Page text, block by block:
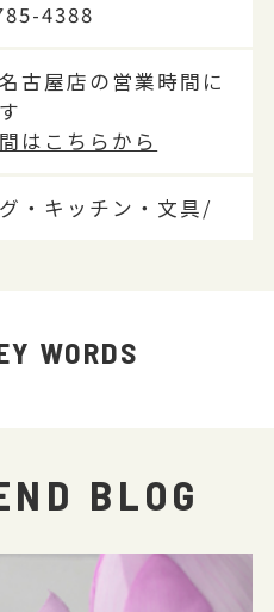
4388
古屋店の営業時間に
はこちらから
・キッチン・文具/
WORDS
BLOG